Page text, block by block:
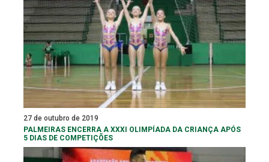
27 de outubro de 2019
PALMEIRAS ENCERRA A XXXI OLIMPÍADA DA CRIANÇA APÓS
5 DIAS DE COMPETIÇÕES